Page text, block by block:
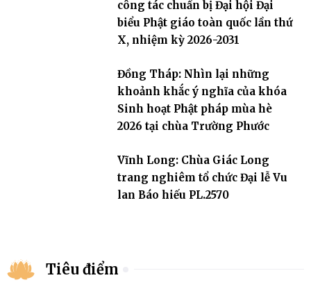
công tác chuẩn bị Đại hội Đại
biểu Phật giáo toàn quốc lần thứ
X, nhiệm kỳ 2026-2031
Đồng Tháp: Nhìn lại những
khoảnh khắc ý nghĩa của khóa
Sinh hoạt Phật pháp mùa hè
2026 tại chùa Trường Phước
Vĩnh Long: Chùa Giác Long
trang nghiêm tổ chức Đại lễ Vu
lan Báo hiếu PL.2570
Tiêu điểm